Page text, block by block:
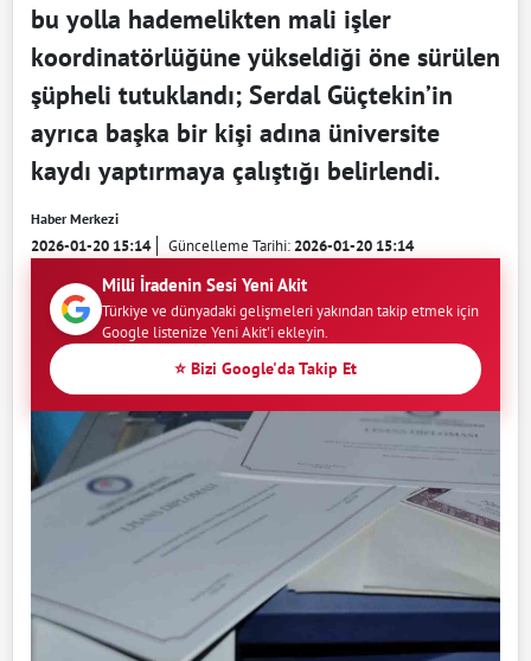
bu yolla hademelikten mali işler
koordinatörlüğüne yükseldiği öne sürülen
şüpheli tutuklandı; Serdal Güçtekin’in
ayrıca başka bir kişi adına üniversite
kaydı yaptırmaya çalıştığı belirlendi.
Haber Merkezi
2026-01-20 15:14 Güncelleme Tarihi:2026-01-20 15:14
Milli İradenin Sesi Yeni Akit
Türkiye ve dünyadaki gelişmeleri yakından takip etmek için
Google listenize Yeni Akit'i ekleyin.
⭐ Bizi Google'da Takip Et